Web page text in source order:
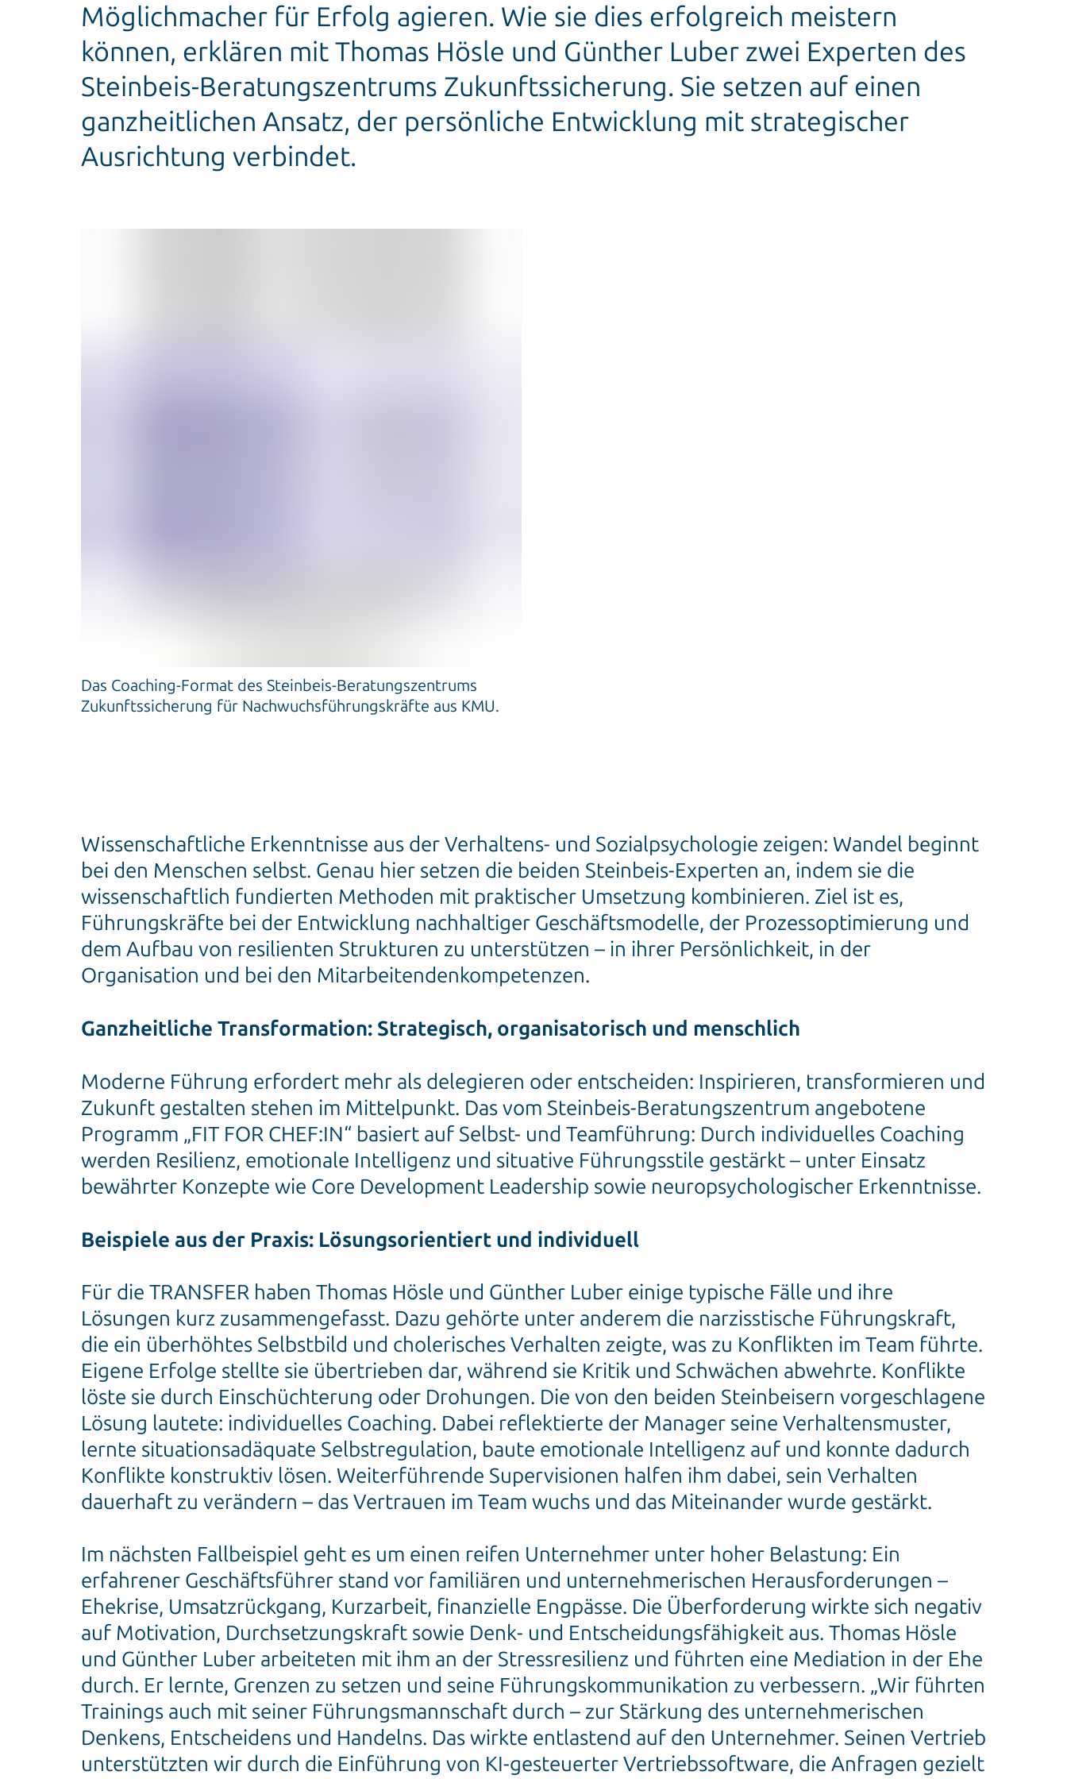
Möglichmacher für Erfolg agieren. Wie sie dies erfolgreich meistern
können, erklären mit Thomas Hösle und Günther Luber zwei Experten des
Steinbeis-Beratungszentrums Zukunftssicherung. Sie setzen auf einen
ganzheitlichen Ansatz, der persönliche Entwicklung mit strategischer
Ausrichtung verbindet.
Das Coaching-Format des Steinbeis-Beratungszentrums
Zukunft­s­sicherung für Nachwuchsführungskräfte aus KMU.
Wissenschaftliche Erkenntnisse aus der Verhaltens- und Sozialpsychologie zeigen: Wandel beginnt
bei den Menschen selbst. Genau hier setzen die beiden Steinbeis-Experten an, indem sie die
wissenschaftlich fundierten Methoden mit praktischer Umsetzung kombinieren. Ziel ist es,
Führungskräfte bei der Entwicklung nachhaltiger Geschäftsmodelle, der Prozessoptimierung und
dem Aufbau von resilienten Strukturen zu unterstützen – in ihrer Persönlichkeit, in der
Organisation und bei den Mitarbeitendenkompetenzen.
Ganzheitliche Transformation: Strategisch, organisatorisch und menschlich
Moderne Führung erfordert mehr als delegieren oder entscheiden: Inspirieren, transformieren und
Zukunft gestalten stehen im Mittelpunkt. Das vom Steinbeis-Beratungszentrum angebotene
Programm „FIT FOR CHEF:IN“ basiert auf Selbst- und Teamführung: Durch individuelles Coaching
werden Resilienz, emotionale Intelligenz und situative Führungsstile gestärkt – unter Einsatz
bewährter Konzepte wie Core Development Leadership sowie neuropsychologischer Erkenntnisse.
Beispiele aus der Praxis: Lösungsorientiert und individuell
Für die TRANSFER haben Thomas Hösle und Günther Luber einige typische Fälle und ihre
Lösungen kurz zusammengefasst. Dazu gehörte unter anderem die narzisstische Führungskraft,
die ein überhöhtes Selbstbild und cholerisches Verhalten zeigte, was zu Konflikten im Team führte.
Eigene Erfolge stellte sie übertrieben dar, während sie Kritik und Schwächen abwehrte. Konflikte
löste sie durch Einschüchterung oder Drohungen. Die von den beiden Steinbeisern vorgeschlagene
Lösung lautete: individuelles Coaching. Dabei reflektierte der Manager seine Verhaltensmuster,
lernte situationsadäquate Selbstregulation, baute emotionale Intelligenz auf und konnte dadurch
Konflikte konstruktiv lösen. Weiterführende Supervisionen halfen ihm dabei, sein Verhalten
dauerhaft zu verändern – das Vertrauen im Team wuchs und das Miteinander wurde gestärkt.
Im nächsten Fallbeispiel geht es um einen reifen Unternehmer unter hoher Belastung: Ein
erfahrener Geschäftsführer stand vor familiären und unternehmerischen Herausforderungen –
Ehekrise, Umsatzrückgang, Kurzarbeit, finanzielle Engpässe. Die Überforderung wirkte sich negativ
auf Motivation, Durchsetzungskraft sowie Denk- und Entscheidungsfähigkeit aus. Thomas Hösle
und Günther Luber arbeiteten mit ihm an der Stressresilienz und führten eine Mediation in der Ehe
durch. Er lernte, Grenzen zu setzen und seine Führungskommunikation zu verbessern. „Wir führten
Trainings auch mit seiner Führungsmannschaft durch – zur Stärkung des unternehmerischen
Denkens, Entscheidens und Handelns. Das wirkte entlastend auf den Unternehmer. Seinen Vertrieb
unterstützten wir durch die Einführung von KI-gesteuerter Vertriebssoftware, die Anfragen gezielt